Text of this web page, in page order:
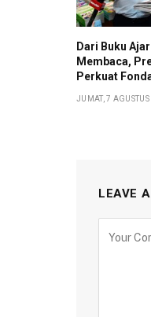
Dari Buku
Membaca,
Perkuat
JUMAT, 7
LEAVE